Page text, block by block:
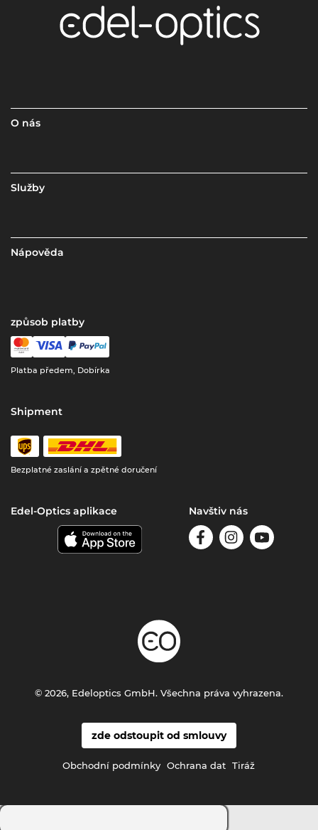
O nás
Služby
Nápověda
způsob platby
Platba předem, Dobírka
Shipment
Bezplatné zaslání a zpětné doručení
Edel-Optics aplikace Navštiv nás
zde odstoupit od smlouvy
Obchodní podmínky Ochrana dat Tiráž
© 2026, Edeloptics GmbH. Všechna práva vyhrazena.